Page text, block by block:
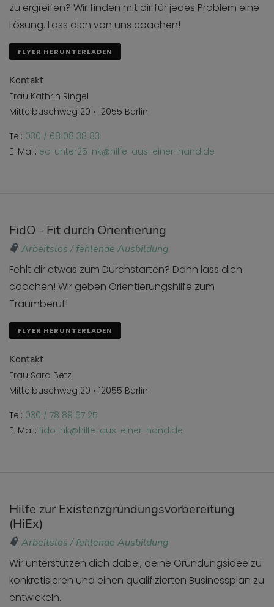
zu ergreifen? Wir finden mit dir für jedes Problem eine
Lösung. Lass dich von uns coachen!
FLYER HERUNTERLADEN
Kontakt
Frau Kathrin Ringel
Mittelbuschweg 20 • 12055 Berlin
Tel: 030 / 68 08 38 83
E-Mail: ec-unter25-nk@hilfe-aus-einer-hand.de
FidO - Fit durch Orientierung
Arbeitslos / fehlende Ausbildung
Fehlt dir etwas zum Durchstarten? Dann lass dich
coachen! Wir geben Orientierungshilfe zum
Traumberuf!
FLYER HERUNTERLADEN
Kontakt
Frau Sara Betz
Mittelbuschweg 20 • 12055 Berlin
Tel: 030 / 78 89 67 25
E-Mail: fido-nk@hilfe-aus-einer-hand.de
Hilfe zur Existenzgründungsvorbereitung
(HiEx)
Arbeitslos / fehlende Ausbildung
Wir unterstützen dich dabei, deine Gründungsidee zu
konkretisieren und einen qualifizierten Businessplan zu
entwickeln.